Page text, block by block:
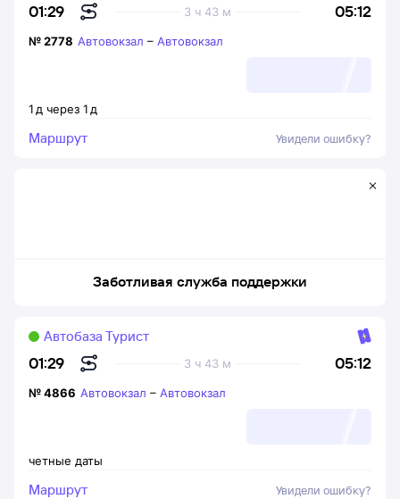
01:29 05:12
3 ч 43 м
1 д через 1 д
№2778 Автовокзал – Автовокзал
Маршрут Увидели ошибку?
Заботливая служба поддержки
01:29 05:12
3 ч 43 м
Автобаза Турист
четные даты
№4866 Автовокзал – Автовокзал
Маршрут Увидели ошибку?